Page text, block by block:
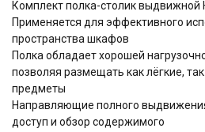
Комплект полка-столик выдвижной
Применяется для эффективного
пространства шкафов
Полка обладает хорошей
позволяя размещать как лёгкие,
предметы
Направляющие полного
доступ и обзор содержимого